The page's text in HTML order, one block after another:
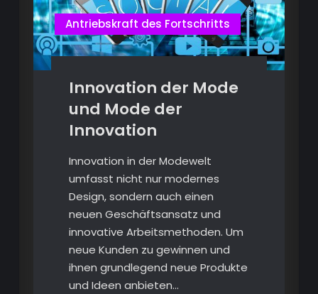
Antriebskraft des Fortschritts
Innovation der Mode
und Mode der
Innovation
Innovation in der Modewelt
umfasst nicht nur modernes
Design, sondern auch einen
neuen Geschäftsansatz und
innovative Arbeitsmethoden. Um
neue Kunden zu gewinnen und
ihnen grundlegend neue Produkte
und Ideen anbieten…